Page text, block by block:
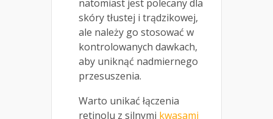
natomiast jest polecany dla
skóry tłustej i trądzikowej,
ale należy go stosować w
kontrolowanych dawkach,
aby uniknąć nadmiernego
przesuszenia.
Warto unikać łączenia
retinolu z silnymi kwasami